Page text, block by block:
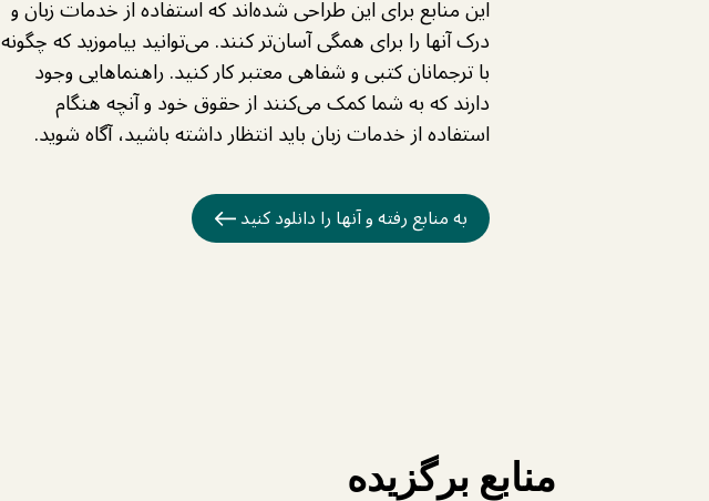
این منابع برای این طراحی شده‌اند که استفاده از خدمات زبان و
درک آنها را برای همگی آسان‌تر کنند. می‌توانید بیاموزید که چگونه
با ترجمانان کتبی و شفاهی معتبر کار کنید. راهنماهایی وجود
دارند که به شما کمک می‌کنند از حقوق خود و آنچه هنگام
استفاده از خدمات زبان باید انتظار داشته باشید، آگاه شوید.
به منابع رفته و آنها را دانلود کنید
منابع برگزیده